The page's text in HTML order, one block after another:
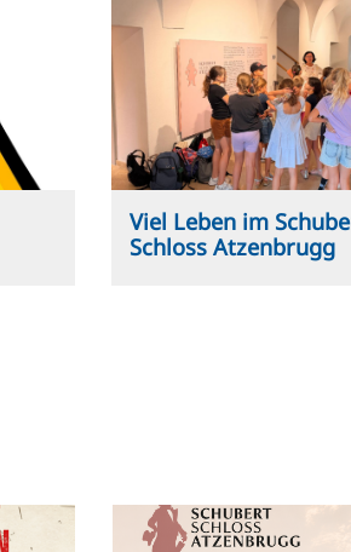
Viel Leben im
Schloss Atzenbrugg